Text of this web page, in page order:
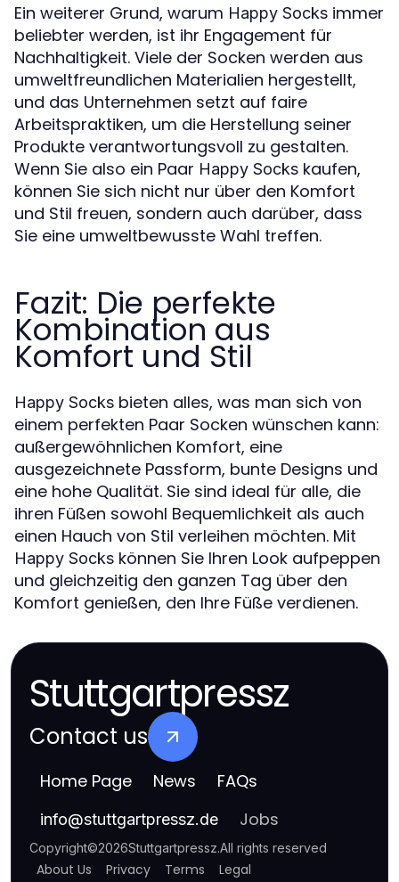
Ein weiterer Grund, warum Happy Socks immer
beliebter werden, ist ihr Engagement für
Nachhaltigkeit. Viele der Socken werden aus
umweltfreundlichen Materialien hergestellt,
und das Unternehmen setzt auf faire
Arbeitspraktiken, um die Herstellung seiner
Produkte verantwortungsvoll zu gestalten.
Wenn Sie also ein Paar Happy Socks kaufen,
können Sie sich nicht nur über den Komfort
und Stil freuen, sondern auch darüber, dass
Sie eine umweltbewusste Wahl treffen.
Fazit: Die perfekte
Kombination aus
Komfort und Stil
Happy Socks bieten alles, was man sich von
einem perfekten Paar Socken wünschen kann:
außergewöhnlichen Komfort, eine
ausgezeichnete Passform, bunte Designs und
eine hohe Qualität. Sie sind ideal für alle, die
ihren Füßen sowohl Bequemlichkeit als auch
einen Hauch von Stil verleihen möchten. Mit
Happy Socks können Sie Ihren Look aufpeppen
und gleichzeitig den ganzen Tag über den
Komfort genießen, den Ihre Füße verdienen.
Stuttgartpressz
Contact us
Home Page News FAQs
info@stuttgartpressz.de Jobs
Copyright©2026Stuttgartpressz.All rights reserved
About Us Privacy Terms Legal